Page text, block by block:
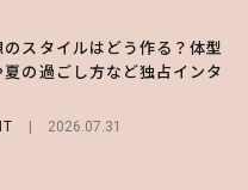
のスタイルはどう作る？体型
の過ごし方など独占インタ
2026.07.31
】がスシローと初コラボ♡
メニュー＆限定グッズを総
ねるとロマンティックトラ
2026秋の新作コーデ4選